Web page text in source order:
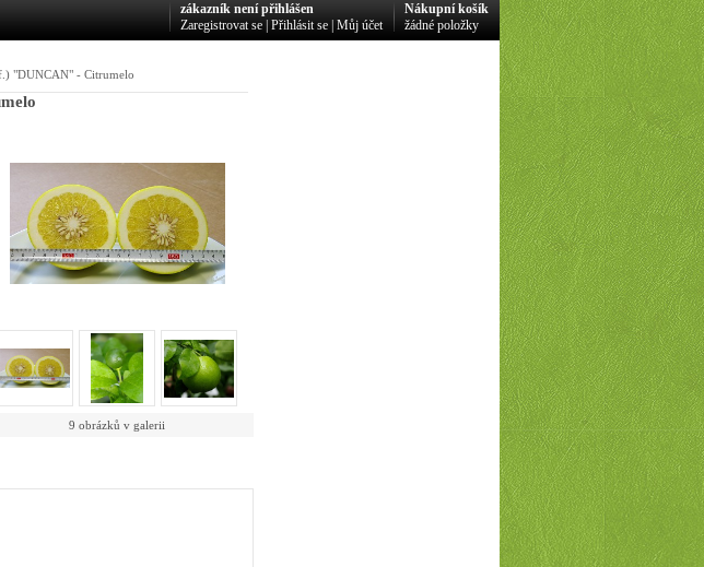
"DUNCAN" - Citrumelo
9 obrázků v galerii
Nákupní košík
žádné položky
zákazník není přihlášen
Zaregistrovat se Přihlásit se Můj účet